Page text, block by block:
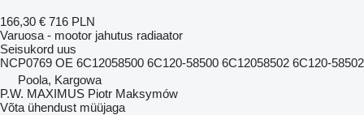
166,30 € 716 PLN
Varuosa - mootor jahutus radiaator
Seisukord uus
NCP0769 OE 6C12058500 6C120-58500 6C12058502 6C120-58502
Poola, Kargowa
P.W. MAXIMUS Piotr Maksymów
Võta ühendust müüjaga